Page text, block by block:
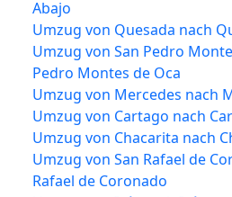
Abajo
Umzug von Quesada nach
Umzug von San Pedro
Pedro Montes de Oca
Umzug von Mercedes nach
Umzug von Cartago nach
Umzug von Chacarita nach
Umzug von San Rafael de
Rafael de Coronado